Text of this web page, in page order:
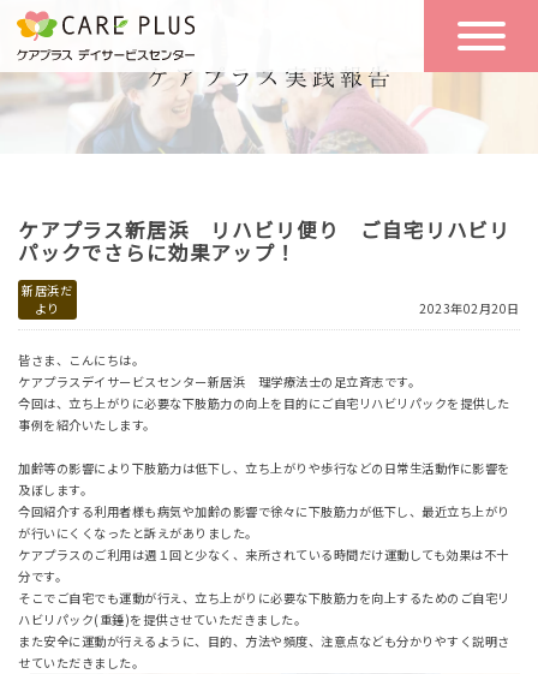
こんな方に
おすすめ
一日の流れ
一日体験
空き状況
リクルート
体験希望
ケアプラス新居浜 リハビリ便り ご自宅リハビリ
パックでさらに効果アップ！
新居浜だ
より
2023年02月20日
皆さま、こんにちは。
ケアプラスデイサービスセンター新居浜 理学療法士の足立斉志です。
今回は、立ち上がりに必要な下肢筋力の向上を目的にご自宅リハビリパックを提供した
事例を紹介いたします。
加齢等の影響により下肢筋力は低下し、立ち上がりや歩行などの日常生活動作に影響を
及ぼします。
今回紹介する利用者様も病気や加齢の影響で徐々に下肢筋力が低下し、最近立ち上がり
が行いにくくなったと訴えがありました。
ケアプラスのご利用は週１回と少なく、来所されている時間だけ運動しても効果は不十
分です。
そこでご自宅でも運動が行え、立ち上がりに必要な下肢筋力を向上するためのご自宅リ
ハビリパック(重錘)を提供させていただきました。
また安全に運動が行えるように、目的、方法や頻度、注意点なども分かりやすく説明さ
せていただきました。